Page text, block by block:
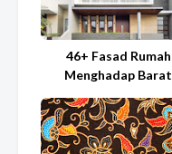
46+ Fasad Rumah
Menghadap Barat